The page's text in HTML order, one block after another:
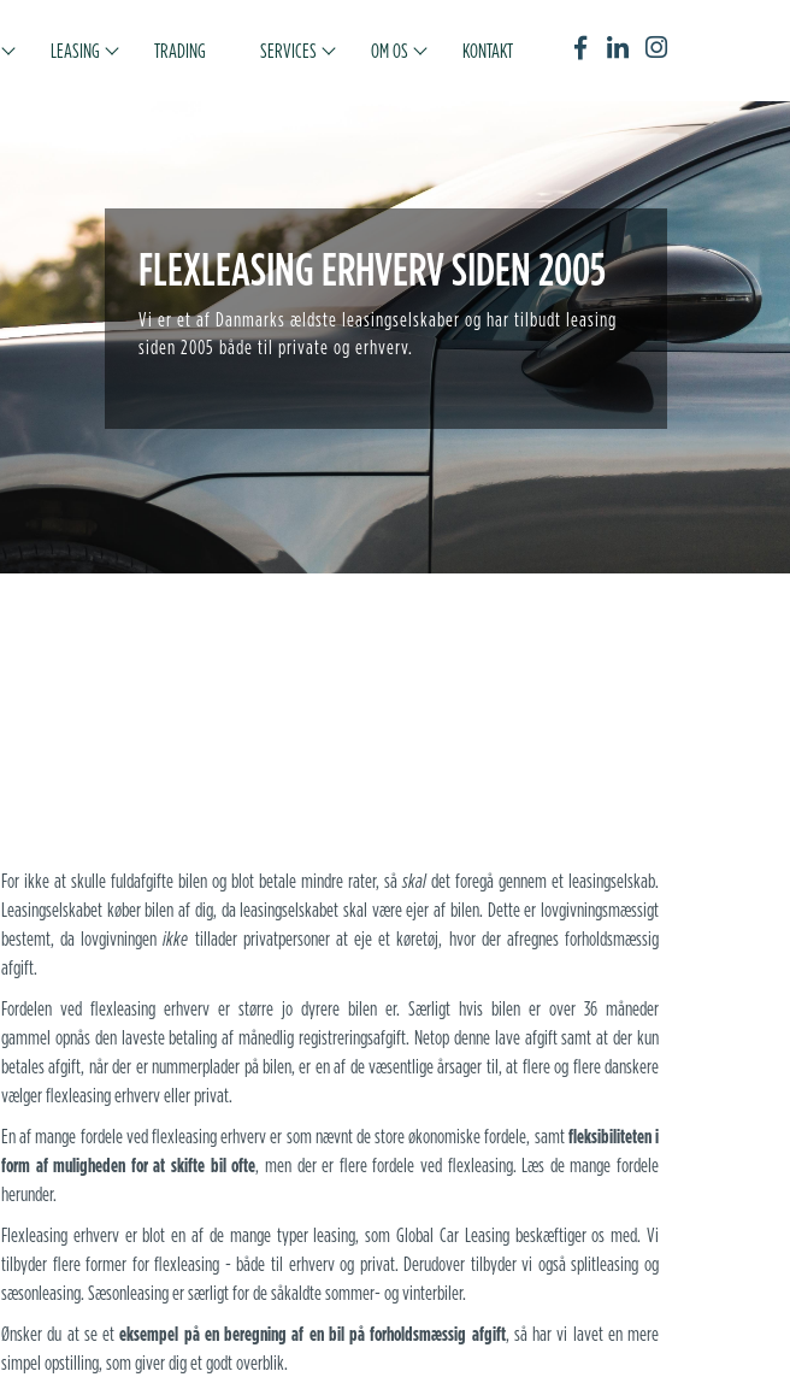
LEASING TRADING SERVICES OM OS KONTAKT
FLEXLEASING ERHVERV SIDEN 2005
Vi er et af Danmarks ældste leasingselskaber og har tilbudt leasing
siden 2005 både til private og erhverv.
For ikke at skulle fuldafgifte bilen og blot betale mindre rater, såskaldet foregå gennem et leasingselskab.
Leasingselskabet køber bilen af dig, da leasingselskabet skal være ejer af bilen. Dette er lovgivningsmæssigt
bestemt, da lovgivningenikke tillader privatpersoner at eje et køretøj, hvor der afregnes forholdsmæssig
afgift.
Fordelen ved flexleasing erhverv er større jo dyrere bilen er. Særligt hvis bilen er over 36 måneder
gammel opnås den laveste betaling af månedlig registreringsafgift. Netop denne lave afgift samt at der kun
betales afgift, når der er nummerplader på bilen, er en af de væsentlige årsager til, at flere og flere danskere
vælger flexleasing erhverv eller privat.
En af mange fordele ved flexleasing erhverv er som nævnt de store økonomiske fordele, samtfleksibiliteten i
form af muligheden for at skifte bil ofte, men der er flere fordele ved flexleasing. Læs de mange fordele
herunder.
Flexleasing erhverv er blot en af de mange typer leasing, som Global Car Leasing beskæftiger os med. Vi
tilbyder flere former for flexleasing - både til erhverv og privat. Derudover tilbyder vi også splitleasing og
sæsonleasing. Sæsonleasing er særligt for de såkaldte sommer- og vinterbiler.
Ønsker du at se eteksempel på en beregning af en bil på forholdsmæssig afgift, så har vi lavet en mere
simpel opstilling, som giver dig et godt overblik.